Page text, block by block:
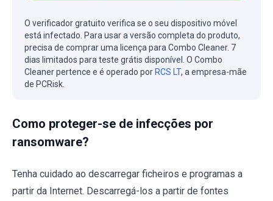
O verificador gratuito verifica se o seu dispositivo móvel
está infectado. Para usar a versão completa do produto,
precisa de comprar uma licença para Combo Cleaner. 7
dias limitados para teste grátis disponível. O Combo
Cleaner pertence e é operado por RCS LT, a empresa-mãe
de PCRisk.
Como proteger-se de infecções por
ransomware?
Tenha cuidado ao descarregar ficheiros e programas a
partir da Internet. Descarregá-los a partir de fontes